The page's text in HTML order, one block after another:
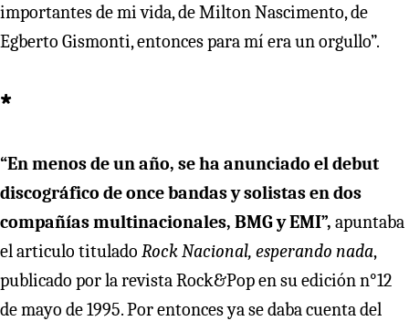
importantes de mi vida, de Milton Nascimento, de
Egberto Gismonti, entonces para mí era un orgullo”.
*
“En menos de un año, se ha anunciado el debut
discográfico de once bandas y solistas en dos
compañías multinacionales, BMG y EMI”, apuntaba
el articulo titulado Rock Nacional, esperando nada,
publicado por la revista Rock&Pop en su edición n°12
de mayo de 1995. Por entonces ya se daba cuenta del